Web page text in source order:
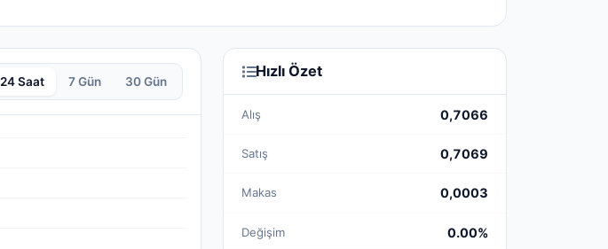
24 Saat 7 Gün 30 Gün
Hızlı Özet
Alış 0,7066
Satış 0,7069
Makas 0,0003
Değişim 0.00%